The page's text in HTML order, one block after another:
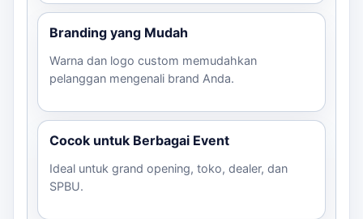
Branding yang Mudah
Warna dan logo custom memudahkan
pelanggan mengenali brand Anda.
Cocok untuk Berbagai Event
Ideal untuk grand opening, toko, dealer, dan
SPBU.